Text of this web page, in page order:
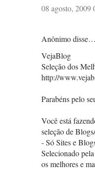
08 agosto, 2009
Anônimo disse…
VejaBlog
Seleção dos
http://
Parabéns pelo
Você está
seleção de
- Só Sites e
Selecionado
os melhores e